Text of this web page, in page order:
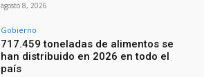
agosto 8, 2026
Gobierno
717.459 toneladas de alimentos se
han distribuido en 2026 en todo el
país